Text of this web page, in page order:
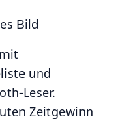
und
Zeitgewinn